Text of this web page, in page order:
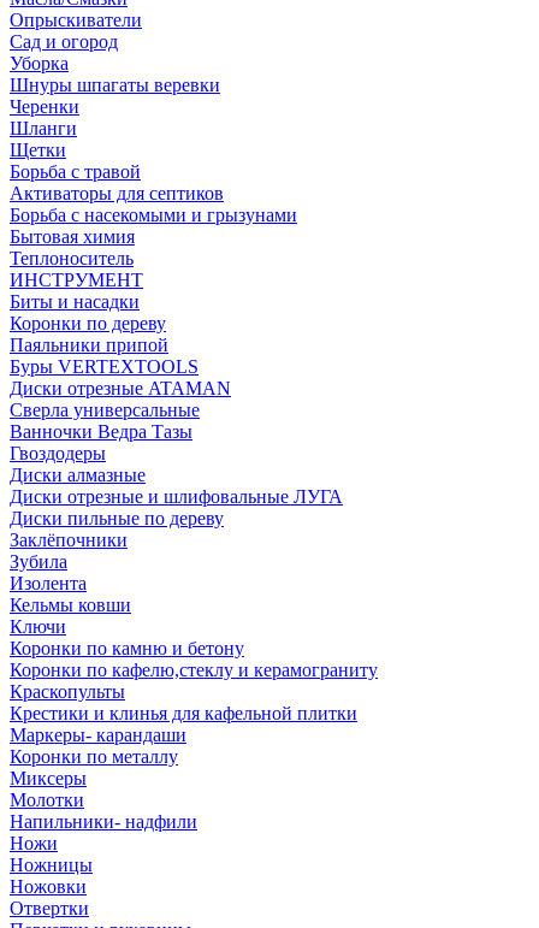
Опрыскиватели
Сад и огород
Уборка
Шнуры шпагаты веревки
Черенки
Шланги
Щетки
Борьба с травой
Активаторы для септиков
Борьба с насекомыми и грызунами
Бытовая химия
Теплоноситель
ИНСТРУМЕНТ
Биты и насадки
Коронки по дереву
Паяльники припой
Буры VERTEXTOOLS
Диски отрезные ATAMAN
Сверла универсальные
Ванночки Ведра Тазы
Гвоздодеры
Диски алмазные
Диски отрезные и шлифовальные ЛУГА
Диски пильные по дереву
Заклёпочники
Зубила
Изолента
Кельмы ковши
Ключи
Коронки по камню и бетону
Коронки по кафелю,стеклу и керамограниту
Краскопульты
Крестики и клинья для кафельной плитки
Маркеры- карандаши
Коронки по металлу
Миксеры
Молотки
Напильники- надфили
Ножи
Ножницы
Ножовки
Отвертки